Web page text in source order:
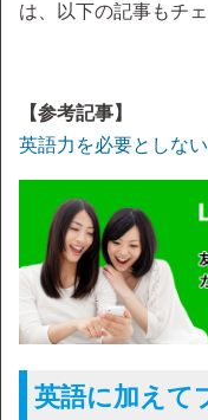
は、以下の記事もチェ
【参考記事】
英語力を必要としな
英語に加えて